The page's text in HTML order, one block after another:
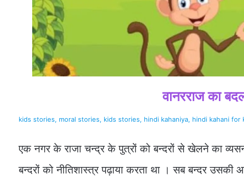
वानरराज का
kids stories, moral stories, kids stories, hindi kahaniya, hindi kahani for
एक नगर के राजा चन्द्र के पुत्रों को बन्दरों से खेलने का
बन्दरों को नीतिशास्त्र पढ़ाया करता था । सब बन्दर